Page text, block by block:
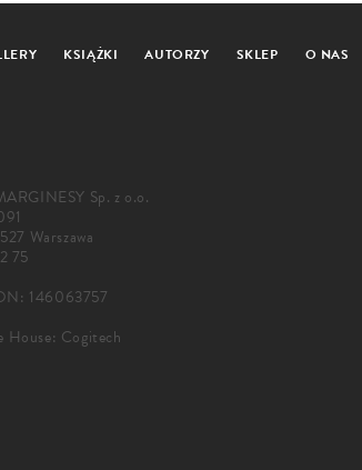
KSIĄŻKI AUTORZY SKLEP O NAS
Sp. z o.o.
Warszawa
75
146063757
House: Cogitech